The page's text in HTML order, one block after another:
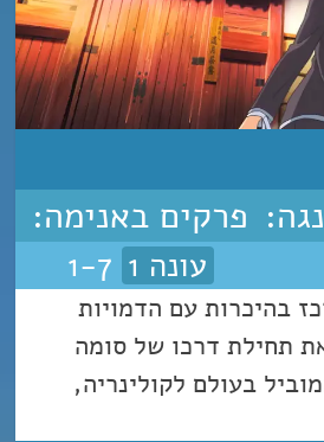
פרקים באנימה:
עונה 1
בהיכרות עם הדמויות
תחילת דרכו של סומה
בעולם לקולינריה,